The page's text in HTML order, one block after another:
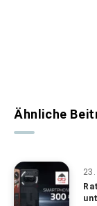
Ähnliche